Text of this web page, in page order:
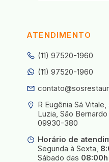
ATENDIMENTO
(11) 97520-1960
(11) 97520-1960
R Eugênia Sá
Luzia, São
09930-380
Horário de
Segunda à Sexta,
Sábado das 08:00h